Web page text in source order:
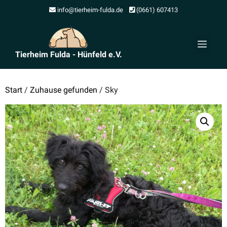
info@tierheim-fulda.de (0661) 607413
Tierheim Fulda - Hünfeld e.V.
Start / Zuhause gefunden / Sky